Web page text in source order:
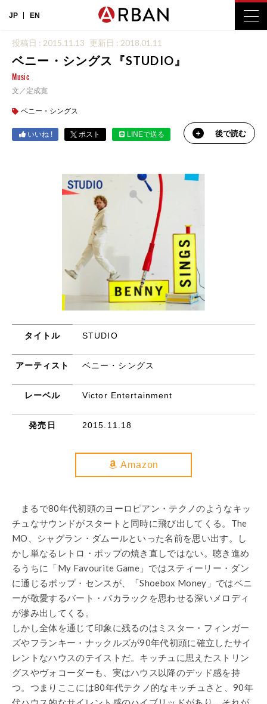
JP EN
投稿日 : 2015.11.13 更新日 : 2018.01.11
ベニー・シングス『STUDIO』
Music
文／定成寛
ベニー・シングス
いいね ! ポスト LINEで送る 後で読む
タイトル STUDIO
アーティスト ベニー・シングス
レーベル Victor Entertainment
発売日 2015.11.18
Amazon
まるで80年代初頭のヨーロピアン・テクノのようなキッ
チュなサウンドがスタートと同時に飛び出してくる。The
MO、シャグラン・ダムールといった名前を思い出す。し
かし単なるレトロ・ポップの焼き直しではない。聴き進め
るうちに「My Favourite Game」ではスティーリー・ダン
に通じるポップ・センスが、「Shoebox Money」ではベニ
ーが敬愛するバート・バカラックを思わせる深いメロディ
が滲み出してくる。
しかし全体を通じて印象に残るのはミスター・フィンガー
ズやフランキー・ナックルズが90年代初頭に確立したサイ
レントなハウスのテイストだ。キッチュに思えたストリン
グスやヴォコーダーも、実はハウス以降のデッド感を持
つ。つまりここには80年代テクノ的なキッチュさと、90年